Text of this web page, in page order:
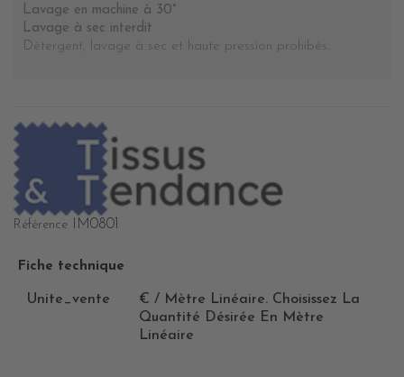
Lavage en machine à 30°
Lavage à sec interdit
Détergent, lavage à sec et haute pression prohibés.
Référence IM0801
Fiche technique
Unite_vente
€ / Mètre Linéaire. Choisissez La
Quantité Désirée En Mètre
Linéaire